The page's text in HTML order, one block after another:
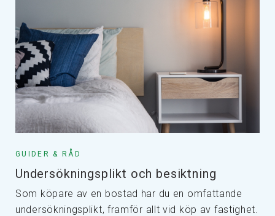
GUIDER & RÅD
Undersökningsplikt och besiktning
Som köpare av en bostad har du en omfattande
undersökningsplikt, framför allt vid köp av fastighet.